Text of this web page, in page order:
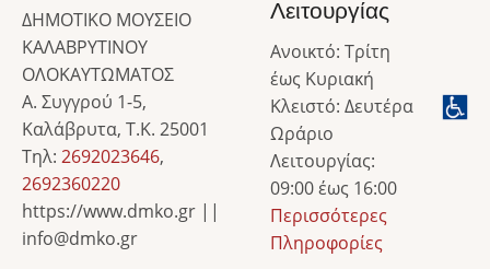
ΔΗΜΟΤΙΚΟ ΜΟΥΣΕΙΟ
ΚΑΛΑΒΡΥΤΙΝΟΥ
ΟΛΟΚΑΥΤΩΜΑΤΟΣ
Α. Συγγρού 1-5,
Καλάβρυτα, Τ.Κ. 25001
Τηλ: 2692023646,
2692360220
https://www.dmko.gr ||
info@dmko.gr
Λειτουργίας
Ανοικτό: Τρίτη
έως Κυριακή
Κλειστό: Δευτέρα
Ωράριο
Λειτουργίας:
09:00 έως 16:00
Περισσότερες
Πληροφορίες